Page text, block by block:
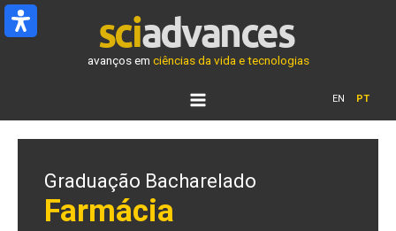
Ir
para
avanços em ciências da vida e tecnologias
EN PT
Graduação Bacharelado
Farmácia